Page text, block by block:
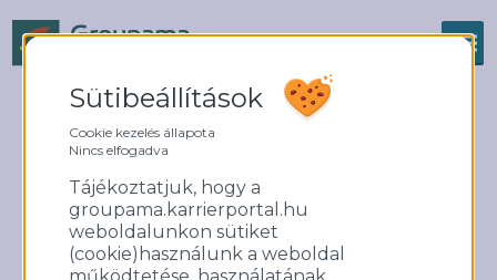
Sütibeállítások
Cookie kezelés állapota
Nincs elfogadva
Tájékoztatjuk, hogy a
groupama.karrierportal.hu
weboldalunkon sütiket
(cookie)használunk a weboldal
159 életet mentettek a
Groupamák